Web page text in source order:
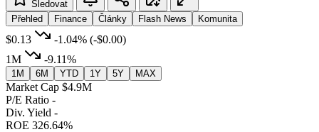
Sledovat
Přehled
Finance Články Flash News Komunita
$0.13 -1.04% (-$0.00)
1M
-9.11%
1M 6M YTD 1Y 5Y MAX
Market Cap $4.9M
P/E Ratio -
Div. Yield -
ROE 326.64%